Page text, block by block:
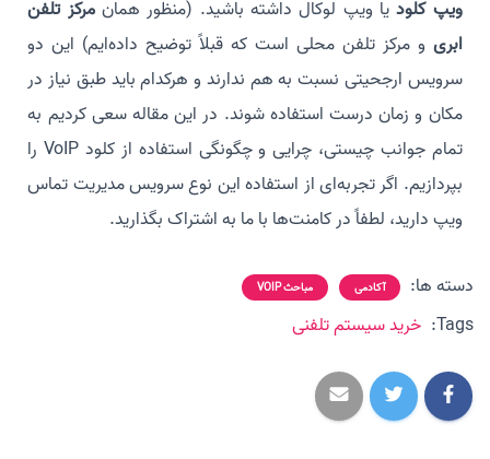
ویپ کلودیا ویپ لوکال داشته باشید. (منظور همانمرکز تلفن
ابری و مرکز تلفن محلی است که قبلاً توضیح داده‌ایم) این دو
سرویس ارجحیتی نسبت به هم ندارند و هرکدام باید طبق نیاز در
مکان و زمان درست استفاده شوند. در این مقاله سعی کردیم به
تمام جوانب چیستی، چرایی و چگونگی استفاده از کلود VoIP را
بپردازیم. اگر تجربه‌ای از استفاده این نوع سرویس مدیریت تماس
ویپ دارید، لطفاً در کامنت‌ها با ما به اشتراک بگذارید.
دسته ها: آکادمی مباحث VOIP
Tags: خرید سیستم تلفنی